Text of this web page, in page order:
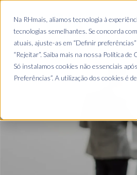
Na RHmais, aliamos tecnologia à
tecnologias semelhantes. Se concorda
atuais, ajuste-as em “Definir
“Rejeitar”. Saiba mais na nossa Política de
Só instalamos cookies não essenciais
Preferências”. A utilização dos cookies é